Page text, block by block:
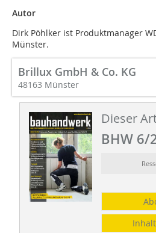
Autor
Dirk Pöhlker ist Produktmanager
Münster.
Brillux GmbH & Co. KG
48163 Münster
Dieser
BHW 6/